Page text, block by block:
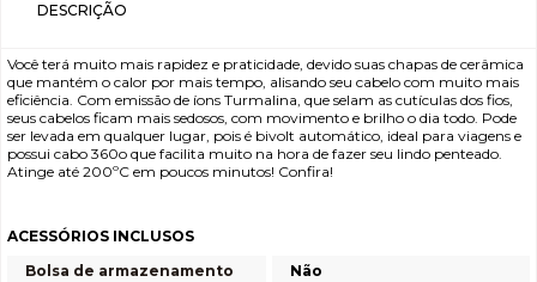
DESCRIÇÃO
Você terá muito mais rapidez e praticidade, devido suas chapas de cerâmica
que mantém o calor por mais tempo, alisando seu cabelo com muito mais
eficiência. Com emissão de íons Turmalina, que selam as cutículas dos fios,
seus cabelos ficam mais sedosos, com movimento e brilho o dia todo. Pode
ser levada em qualquer lugar, pois é bivolt automático, ideal para viagens e
possui cabo 360o que facilita muito na hora de fazer seu lindo penteado.
Atinge até 200ºC em poucos minutos! Confira!
ACESSÓRIOS INCLUSOS
Bolsa de armazenamento
Não